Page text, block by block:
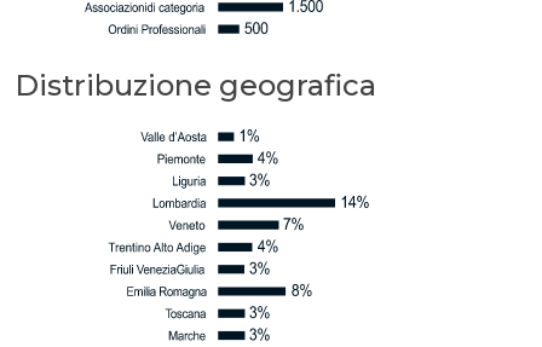
Distribuzione geografica